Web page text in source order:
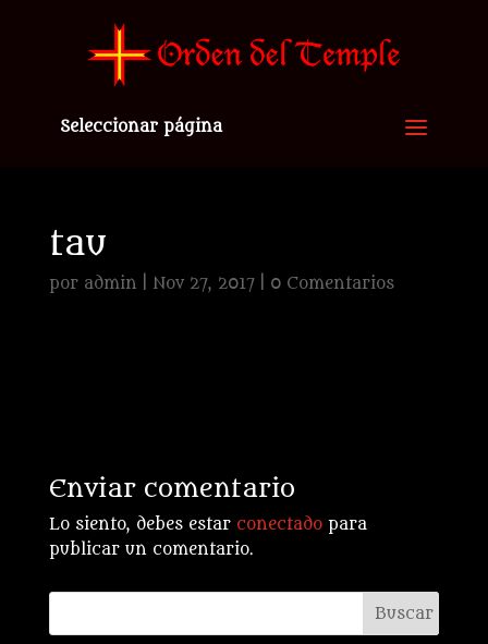
Seleccionar página
tau
por admin Nov 27, 2017| 0 Comentarios
Enviar comentario
Lo siento, debes estar conectadopara
publicar un comentario.